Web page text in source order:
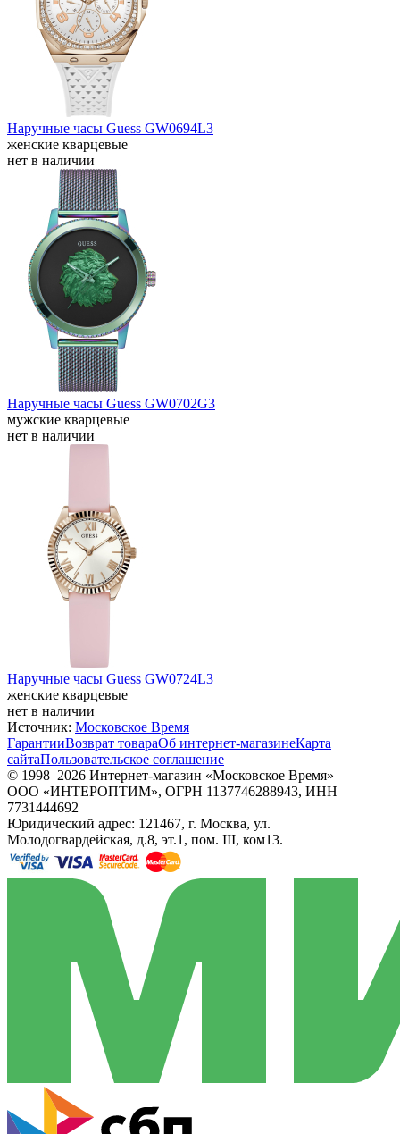
Наручные часы Guess GW0694L3
женские кварцевые
нет в наличии
Наручные часы Guess GW0702G3
мужские кварцевые
нет в наличии
Наручные часы Guess GW0724L3
женские кварцевые
нет в наличии
Источник: Московское Время
ГарантииВозврат товараОб интернет-магазинеКарта
сайтаПользовательское соглашение
© 1998–2026 Интернет-магазин «Московское Время»
ООО «ИНТЕРОПТИМ», ОГРН 1137746288943, ИНН
7731444692
Юридический адрес: 121467, г. Москва, ул.
Молодогвардейская, д.8, эт.1, пом. III, ком13.